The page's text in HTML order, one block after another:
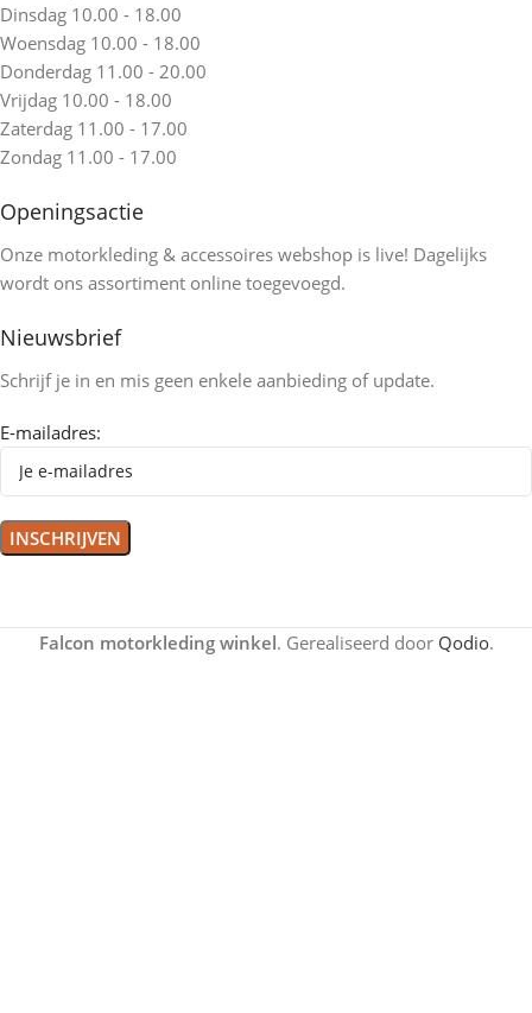
Dinsdag 10.00 - 18.00
Woensdag 10.00 - 18.00
Donderdag 11.00 - 20.00
Vrijdag 10.00 - 18.00
Zaterdag 11.00 - 17.00
Zondag 11.00 - 17.00
Openingsactie
Onze motorkleding & accessoires webshop is live! Dagelijks
wordt ons assortiment online toegevoegd.
Nieuwsbrief
Schrijf je in en mis geen enkele aanbieding of update.
E-mailadres:
Falcon motorkleding winkel. Gerealiseerd door Qodio.